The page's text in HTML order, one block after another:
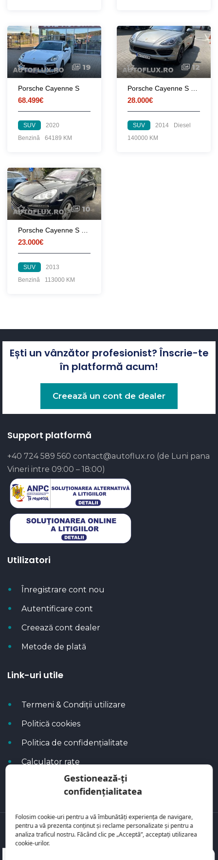
Gestionează-ți
confidențialitatea
Folosim cookie-uri pentru a vă îmbunătăți experiența de navigare,
pentru a vă prezenta conținut și reclame personalizate și pentru a
analiza traficul nostru. Făcând clic pe „Acceptă”, acceptați utilizarea
cookie-urilor.
19
Porsche Cayenne S
68.499€
SUV
2020
Benzină
64189 KM
12
28.000€
SUV 2014
Diesel
140000 KM
10
23.000€
SUV
2013
Benzină
113000 KM
Ești un vânzător profesionist? Înscrie-te
în platformă acum!
Creează un cont de dealer
Support platformă
+40 724 589 560 contact@autoflux.ro (de Luni pana
Vineri intre 09:00 – 18:00)
Utilizatori
Înregistrare cont nou
Autentificare cont
Creează cont dealer
Metode de plată
Link-uri utile
Termeni & Condiții utilizare
Politică cookies
Politica de confidențialitate
Calculator rate
Blog Autoflux
Toate mașinile se regăsesc peAutoFlux